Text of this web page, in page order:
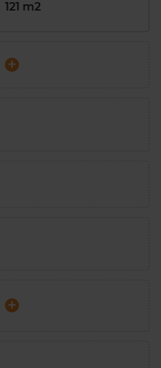
121 m2
+
+